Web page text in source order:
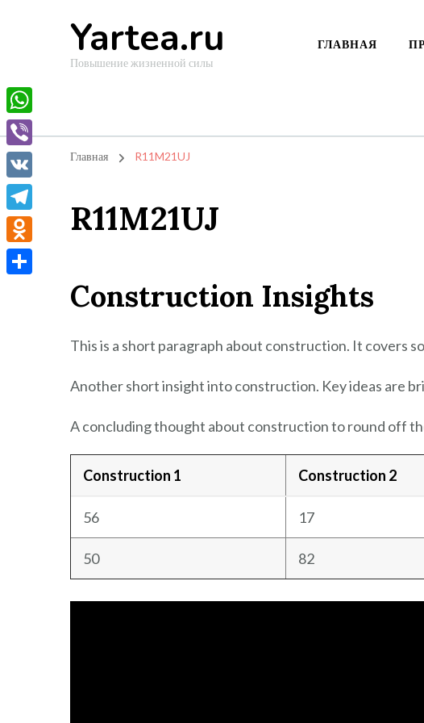
Yartea.ru
Повышение жизненной силы
ГЛАВНАЯ
Главная R11M21UJ
R11M21UJ
Construction Insights
This is a short paragraph about construction. It covers
Another short insight into construction. Key ideas are
A concluding thought about construction to round off
Construction 1 Construction 2
56 17
50 82
WhatsApp
Viber
VK
Telegram
Odnoklassniki
Отправить